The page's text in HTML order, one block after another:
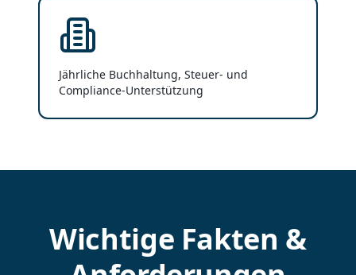
Jährliche Buchhaltung, Steuer- und
Compliance-Unterstützung
Wichtige Fakten &